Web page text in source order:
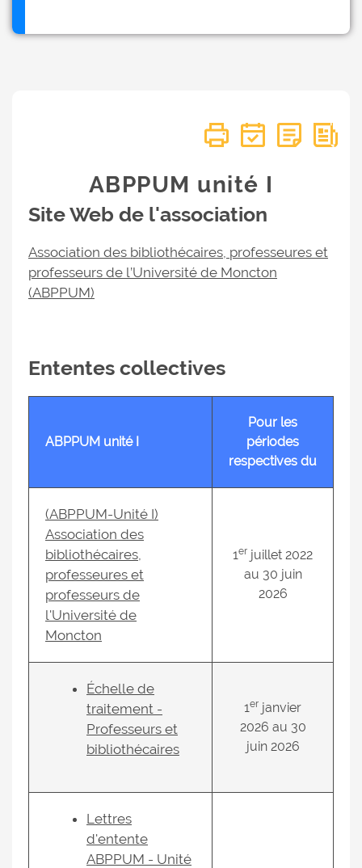
ABPPUM unité I
Site Web de l'association
Association des bibliothécaires, professeures et
professeurs de l’Université de Moncton
(ABPPUM)
Ententes collectives
ABPPUM unité I
Pour les
périodes
respectives du
(ABPPUM-Unité I)
Association des
bibliothécaires,
professeures et
professeurs de
l'Université de
Moncton
1er juillet 2022
au 30 juin
2026
Échelle de
traitement -
Professeurs et
bibliothécaires
1er janvier
2026 au 30
juin 2026
Lettres
d'entente
ABPPUM - Unité